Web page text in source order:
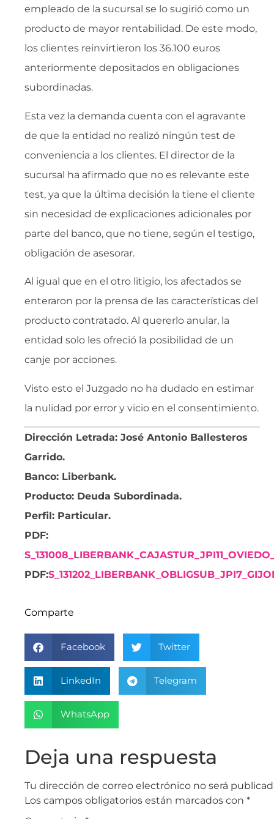
empleado de la sucursal se lo sugirió como un
producto de mayor rentabilidad. De este modo,
los clientes reinvirtieron los 36.100 euros
anteriormente depositados en obligaciones
subordinadas.
Esta vez la demanda cuenta con el agravante
de que la entidad no realizó ningún test de
conveniencia a los clientes. El director de la
sucursal ha afirmado que no es relevante este
test, ya que la última decisión la tiene el cliente
sin necesidad de explicaciones adicionales por
parte del banco, que no tiene, según el testigo,
obligación de asesorar.
Al igual que en el otro litigio, los afectados se
enteraron por la prensa de las características del
producto contratado. Al quererlo anular, la
entidad solo les ofreció la posibilidad de un
canje por acciones.
Visto esto el Juzgado no ha dudado en estimar
la nulidad por error y vicio en el consentimiento.
Dirección Letrada: José Antonio Ballesteros
Garrido.
Banco: Liberbank.
Producto: Deuda Subordinada.
Perfil: Particular.
PDF:
PDF:
Comparte
Facebook Twitter
LinkedIn Telegram
WhatsApp
Deja una respuesta
Tu dirección de correo electrónico no será
Los campos obligatorios están marcados con *